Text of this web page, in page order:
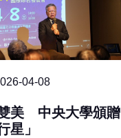
04-08
美 中央大學頒贈
星」